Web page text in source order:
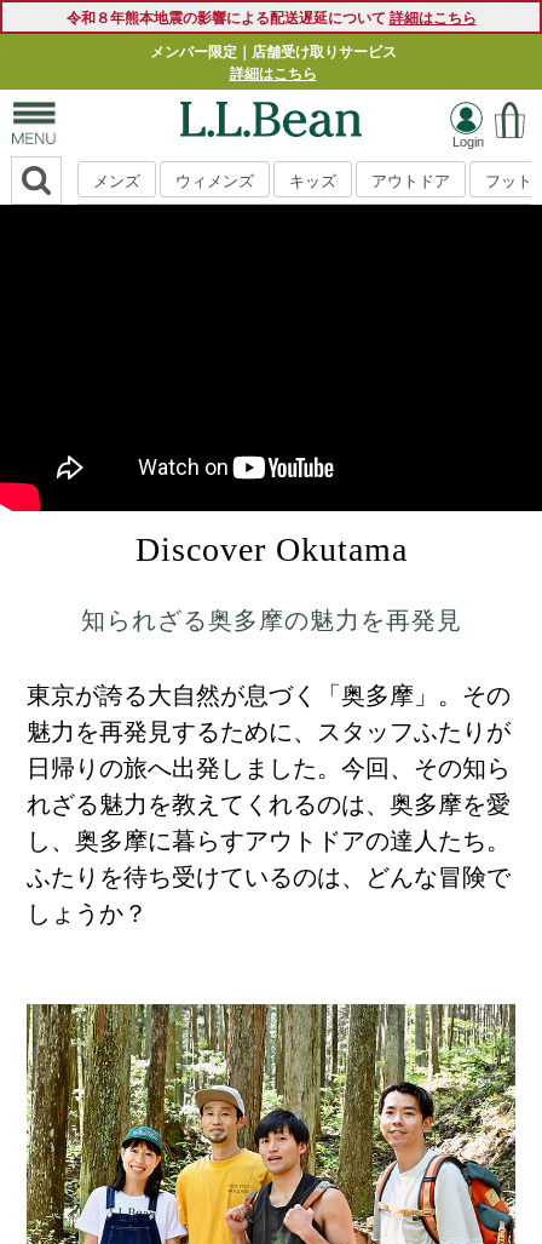
令和８年熊本地震の影響による配送遅延について 詳細はこちら
メンバー限定｜店舗受け取りサービス
詳細はこちら
メンズ ウィメンズ キッズ アウトドア フット
Discover Okutama
知られざる奥多摩の魅力を再発見
東京が誇る大自然が息づく「奥多摩」。 その
魅力を再発見するために、スタッフふたりが
日帰りの旅へ出発しました。今回、その知ら
れざる魅力を教えてくれるのは、奥多摩を愛
し、奥多摩に暮らすアウトドアの達人たち。
ふたりを待ち受けているのは、どんな冒険で
しょうか？